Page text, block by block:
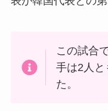
この試合
手は2人と
た。